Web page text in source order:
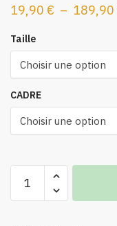
19,90 € – 189,90
Taille
CADRE